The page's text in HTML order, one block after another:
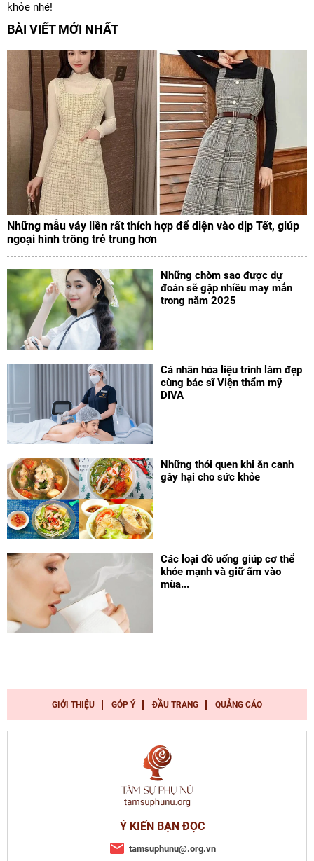
khỏe nhé!
BÀI VIẾT MỚI NHẤT
Những mẫu váy liền rất thích hợp để diện vào dịp Tết, giúp
ngoại hình trông trẻ trung hơn
Những chòm sao được dự
đoán sẽ gặp nhiều may mắn
trong năm 2025
Cá nhân hóa liệu trình làm đẹp
cùng bác sĩ Viện thẩm mỹ
DIVA
Những thói quen khi ăn canh
gây hại cho sức khỏe
Các loại đồ uống giúp cơ thể
khỏe mạnh và giữ ấm vào
mùa...
GIỚI THIỆU GÓP Ý ĐẦU TRANG QUẢNG CÁO
Ý KIẾN BẠN ĐỌC
tamsuphunu@.org.vn